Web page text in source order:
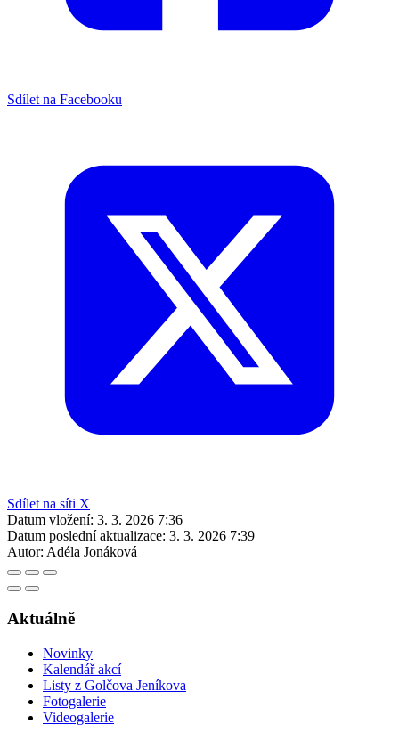
Sdílet na Facebooku
Sdílet na síti X
Datum vložení: 3. 3. 2026 7:36
Datum poslední aktualizace: 3. 3. 2026 7:39
Autor: Adéla Jonáková
Aktuálně
Novinky
Kalendář akcí
Listy z Golčova Jeníkova
Fotogalerie
Videogalerie